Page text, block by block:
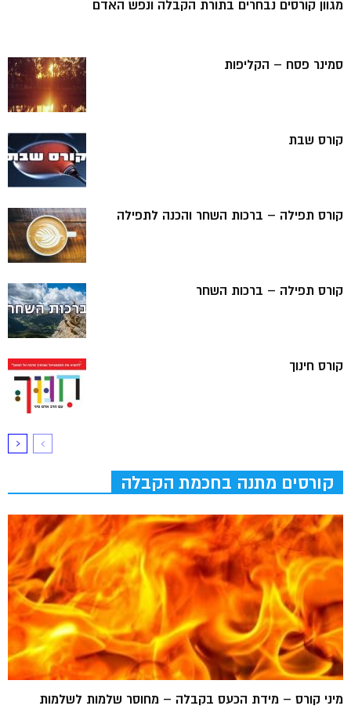
מגוון קורסים נבחרים בתורת הקבלה ונפש האדם
סמינר פסח – הקליפות
קורס שבת
קורס תפילה – ברכות השחר והכנה לתפילה
קורס תפילה – ברכות השחר
קורס חינוך
קורסים מתנה בחכמת הקבלה
מיני קורס – מידת הכעס בקבלה – מחוסר שלמות לשלמות